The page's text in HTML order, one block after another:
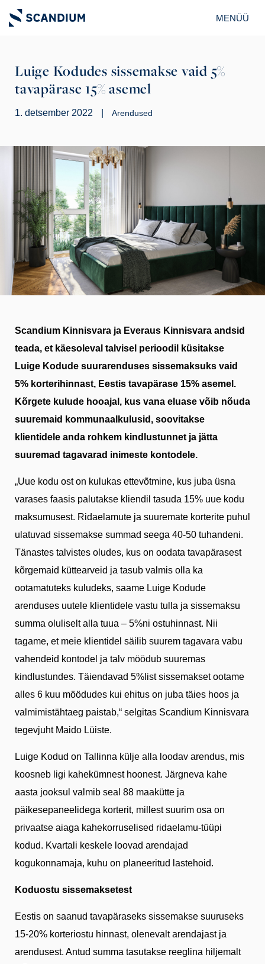
MENÜÜ
Luige Kodudes sissemakse vaid 5%
tavapärase 15% asemel
1. detsember 2022 Arendused
Scandium Kinnisvara ja Everaus Kinnisvara andsid
teada, et käesoleval talvisel perioodil küsitakse
Luige Kodude suurarenduses sissemaksuks vaid
5% korterihinnast, Eestis tavapärase 15% asemel.
Kõrgete kulude hooajal, kus vana eluase võib nõuda
suuremaid kommunaalkulusid, soovitakse
klientidele anda rohkem kindlustunnet ja jätta
suuremad tagavarad inimeste kontodele.
„Uue kodu ost on kulukas ettevõtmine, kus juba üsna
varases faasis palutakse kliendil tasuda 15% uue kodu
maksumusest. Ridaelamute ja suuremate korterite puhul
ulatuvad sissemakse summad seega 40-50 tuhandeni.
Tänastes talvistes oludes, kus on oodata tavapärasest
kõrgemaid küttearveid ja tasub valmis olla ka
ootamatuteks kuludeks, saame Luige Kodude
arenduses uutele klientidele vastu tulla ja sissemaksu
summa oluliselt alla tuua – 5%ni ostuhinnast. Nii
tagame, et meie klientidel säilib suurem tagavara vabu
vahendeid kontodel ja talv möödub suuremas
kindlustundes. Täiendavad 5%list sissemakset ootame
alles 6 kuu möödudes kui ehitus on juba täies hoos ja
valmimistähtaeg paistab,“ selgitas Scandium Kinnisvara
tegevjuht Maido Lüiste.
Luige Kodud on Tallinna külje alla loodav arendus, mis
koosneb ligi kahekümnest hoonest. Järgneva kahe
aasta jooksul valmib seal 88 maakütte ja
päikesepaneelidega korterit, millest suurim osa on
privaatse aiaga kahekorruselised ridaelamu-tüüpi
kodud. Kvartali keskele loovad arendajad
kogukonnamaja, kuhu on planeeritud lastehoid.
Koduostu sissemaksetest
Eestis on saanud tavapäraseks sissemakse suuruseks
15-20% korteriostu hinnast, olenevalt arendajast ja
arendusest. Antud summa tasutakse reeglina hiljemalt